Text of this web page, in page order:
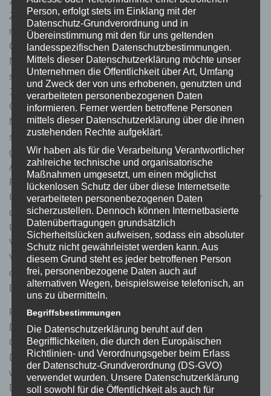
Zuordnung mit Ihrem Profil bei YouTube nicht wünschen,
müssen Sie sich vor Aktivierung des Buttons ausloggen.
Google speichert Ihre Daten (selbst für nicht eingeloggte
Nutzer) als Nutzungsprofile und wertet diese aus. Eine
solche Auswertung erfolgt insbesondere gemäß Art. 6 Abs.
1 lit. f DSGVO auf Basis der berechtigten Interessen von
Google an der Einblendung personalisierter Werbung,
Marktforschung und/oder bedarfsgerechten Gestaltung
seiner Website. Ihnen steht ein Widerspruchsrecht zu
gegen die Bildung dieser Nutzerprofile, wobei Sie sich zur
Ausübung dessen an YouTube richten müssen. Im
Rahmen der Nutzung von Youtube kann es auch zu einer
Übermittlung von personenbezogenen Daten an die Server
der Google LLC. in den USA kommen.
Unabhängig von einer Wiedergabe der eingebetteten
Videos wird bei jedem Aufruf dieser Website eine
Verbindung zum Google-Netzwerk aufgenommen, was
ohne unseren Einfluss weitere
Datenverarbeitungsvorgänge auslösen kann.
Für den Fall der Übermittlung von personenbezogenen
Daten an die Google LLC. mit Sitz in den USA, hat sich
Google LLC. für das us-europäische
Datenschutzübereinkommen „Privacy Shield“ zertifiziert,
welches die Einhaltung des in der EU geltenden
Datenschutzniveaus gewährleistet. Ein aktuelles Zertifikat
Person, erfolgt stets im Einklang mit der
Datenschutz-Grundverordnung und in
Übereinstimmung mit den für uns geltenden
landesspezifischen Datenschutzbestimmungen.
Mittels dieser Datenschutzerklärung möchte unser
Unternehmen die Öffentlichkeit über Art, Umfang
und Zweck der von uns erhobenen, genutzten und
verarbeiteten personenbezogenen Daten
informieren. Ferner werden betroffene Personen
mittels dieser Datenschutzerklärung über die ihnen
zustehenden Rechte aufgeklärt.
Wir haben als für die Verarbeitung Verantwortlicher
zahlreiche technische und organisatorische
Maßnahmen umgesetzt, um einen möglichst
lückenlosen Schutz der über diese Internetseite
verarbeiteten personenbezogenen Daten
sicherzustellen. Dennoch können Internetbasierte
Datenübertragungen grundsätzlich
Sicherheitslücken aufweisen, sodass ein absoluter
Schutz nicht gewährleistet werden kann. Aus
diesem Grund steht es jeder betroffenen Person
frei, personenbezogene Daten auch auf
alternativen Wegen, beispielsweise telefonisch, an
uns zu übermitteln.
Begriffsbestimmungen
Die Datenschutzerklärung beruht auf den
Begrifflichkeiten, die durch den Europäischen
Richtlinien- und Verordnungsgeber beim Erlass
der Datenschutz-Grundverordnung (DS-GVO)
verwendet wurden. Unsere Datenschutzerklärung
soll sowohl für die Öffentlichkeit als auch für